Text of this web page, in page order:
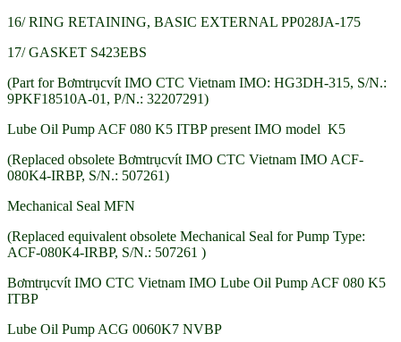
16/ RING RETAINING, BASIC EXTERNAL PP028JA-175
17/ GASKET S423EBS
(Part for Bơmtrụcvít IMO CTC Vietnam IMO: HG3DH-315, S/N.:
9PKF18510A-01, P/N.: 32207291)
Lube Oil Pump ACF 080 K5 ITBP present IMO model K5
(Replaced obsolete Bơmtrụcvít IMO CTC Vietnam IMO ACF-
080K4-IRBP, S/N.: 507261)
Mechanical Seal MFN
(Replaced equivalent obsolete Mechanical Seal for Pump Type:
ACF-080K4-IRBP, S/N.: 507261 )
Bơmtrụcvít IMO CTC Vietnam IMO Lube Oil Pump ACF 080 K5
ITBP
Lube Oil Pump ACG 0060K7 NVBP